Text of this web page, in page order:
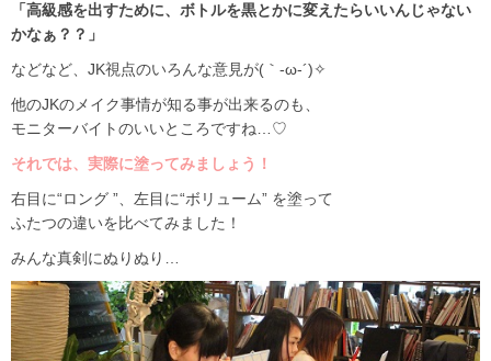
「高級感を出すために、ボトルを黒とかに変えたらいいんじゃない
かなぁ？？」
などなど、JK視点のいろんな意見が(｀-ω-´)✧
他のJKのメイク事情が知る事が出来るのも、
モニターバイトのいいところですね…♡
それでは、実際に塗ってみましょう！
右目に“ロング ”、左目に“ボリューム” を塗って
ふたつの違いを比べてみました！
みんな真剣にぬりぬり…